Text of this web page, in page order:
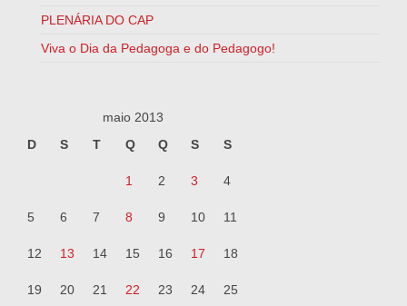
PLENÁRIA DO CAP
Viva o Dia da Pedagoga e do Pedagogo!
maio 2013
D
S T Q Q S S
1 2 3 4
5 6 7 8 9 10 11
12 13 14 15 16 17 18
19 20 21 22 23 24 25